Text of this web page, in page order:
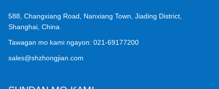
588, Changxiang Road, Nanxiang Town, Jiading District,
Shanghai, China
Tawagan mo kami ngayon: 021-69177200
sales@shzhongjian.com